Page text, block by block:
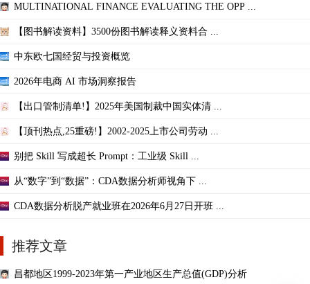
MULTINATIONAL FINANCE EVALUATING THE OPP ...
【图书解读资料】3500份图书解读释义资料合 ...
中东欧七国经贸与投资概览
2026年电商 AI 市场洞察报告
【出口管制清单!】2025年美国制裁中国实体清 ...
【顶刊热点,25重磅!】2002-2025上市公司劳动 ...
别把 Skill 写成超长 Prompt：工业级 Skill ...
从“数字”到“数据”：CDA数据分析师视角下 ...
CDA数据分析脱产就业班在2026年6月27日开班 ...
推荐文章
昌都地区1999-2023年第一产业地区生产总值(GDP)分析